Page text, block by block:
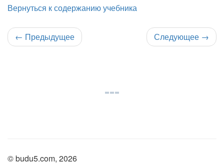
Вернуться к содержанию учебника
← Предыдущее Следующее →
© budu5.com, 2026